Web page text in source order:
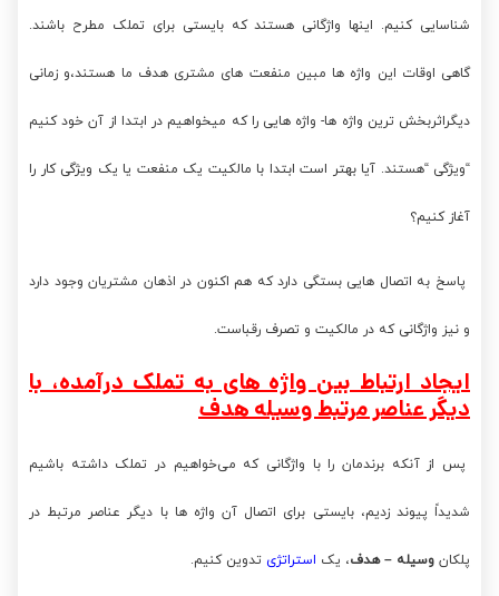
شناسایی کنیم. اینها واژگانی هستند که بایستی برای تملک مطرح باشند.
گاهی اوقات این واژه ها مبین منفعت های مشتری هدف ما هستند،و زمانی
دیگراثربخش ترین واژه ها- واژه هایی را که میخواهیم در ابتدا از آن خود کنیم
“ویژگی “هستند. آیا بهتر است ابتدا با مالکیت یک منفعت یا یک ویژگی کار را
آغاز کنیم؟
پاسخ به اتصال هایی بستگی دارد که هم اکنون در اذهان مشتریان وجود دارد
و نیز واژگانی که در مالکیت و تصرف رقباست.
ایجاد ارتباط بین واژه های به تملک درآمده، با
دیگر عناصر مرتبط وسیله هدف
پس از آنکه برندمان را با واژگانی که می‌خواهیم در تملک داشته باشیم
شدیداً پیوند زدیم، بایستی برای اتصال آن واژه ها با دیگر عناصر مرتبط در
پلکان وسیله – هدف، یک استراتژی تدوین کنیم.